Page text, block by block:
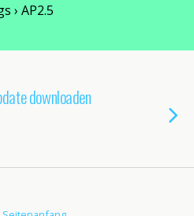
› AP2.5
downloaden